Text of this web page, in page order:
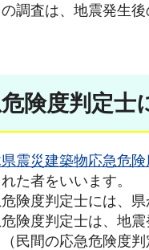
調査は、地震発生後
険度判定士
震災建築物応急危険
た者をいいます。
険度判定士には、
険度判定士は、地
民間の応急危険度